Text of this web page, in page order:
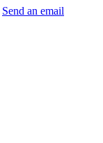
Send an email